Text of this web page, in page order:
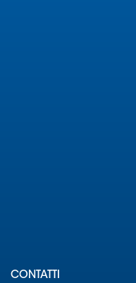
CONTATTI